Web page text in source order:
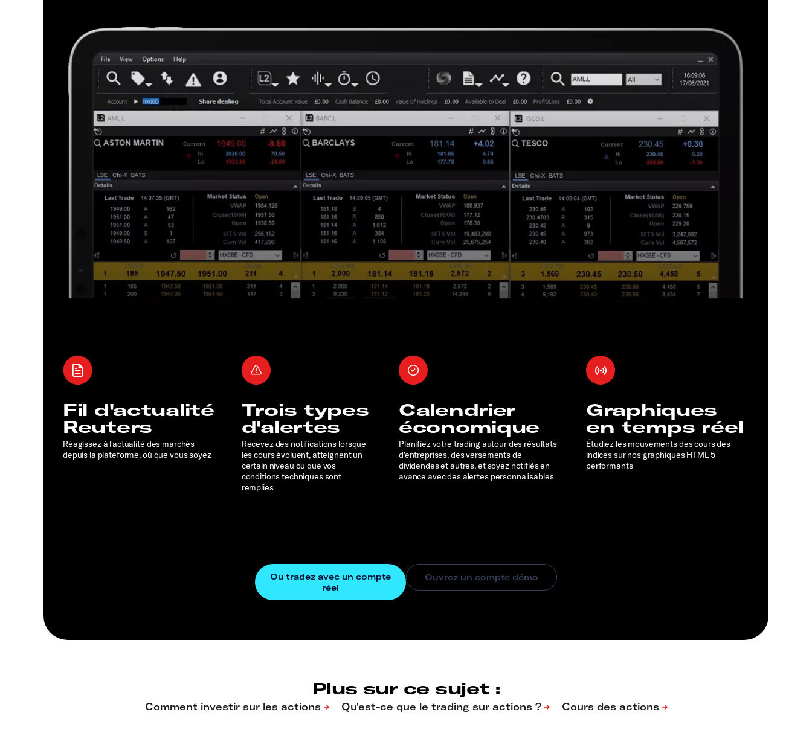
Fil d'actualité
Reuters
Réagissez à l'actualité des marchés
depuis la plateforme, où que vous soyez
Trois types
d'alertes
Recevez des notifications lorsque
les cours évoluent, atteignent un
certain niveau ou que vos
conditions techniques sont
remplies
Calendrier
économique
Planifiez votre trading autour des résultats
d'entreprises, des versements de
dividendes et autres, et soyez notifiés en
avance avec des alertes personnalisables
Graphiques
en temps réel
Étudiez les mouvements des cours des
indices sur nos graphiques HTML 5
performants
Plus sur ce sujet :